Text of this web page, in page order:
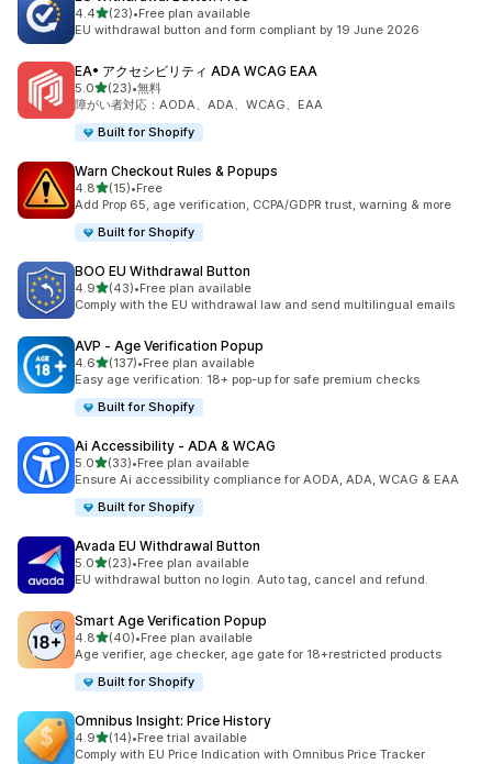
4.45つ星中
(23)
合計レビュー数：23件
•Free plan available
EU withdrawal button and form compliant by 19 June 2026
EA• アクセシビリティ ADA WCAG EAA
5.05つ星中
(23)
合計レビュー数：23件
•無料
障がい者対応：AODA、ADA、WCAG、EAA
Built for Shopify
Warn Checkout Rules & Popups
4.85つ星中
(15)
合計レビュー数：15件
•Free
Add Prop 65, age verification, CCPA/GDPR trust, warning & more
Built for Shopify
BOO EU Withdrawal Button
4.95つ星中
(43)
合計レビュー数：43件
•Free plan available
Comply with the EU withdrawal law and send multilingual emails
AVP ‑ Age Verification Popup
4.65つ星中
(137)
合計レビュー数：137件
•Free plan available
Easy age verification: 18+ pop-up for safe premium checks
Built for Shopify
Ai Accessibility ‑ ADA & WCAG
5.05つ星中
(33)
合計レビュー数：33件
•Free plan available
Ensure Ai accessibility compliance for AODA, ADA, WCAG & EAA
Built for Shopify
Avada EU Withdrawal Button
5.05つ星中
(23)
合計レビュー数：23件
•Free plan available
EU withdrawal button no login. Auto tag, cancel and refund.
Smart Age Verification Popup
4.85つ星中
(40)
合計レビュー数：40件
•Free plan available
Age verifier, age checker, age gate for 18+restricted products
Built for Shopify
Omnibus Insight: Price History
4.95つ星中
(14)
合計レビュー数：14件
•Free trial available
Comply with EU Price Indication with Omnibus Price Tracker